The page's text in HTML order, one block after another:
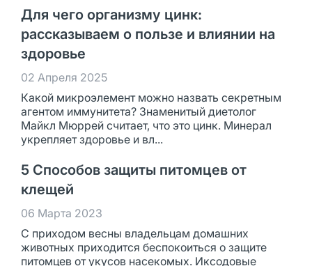
Для чего организму цинк:
рассказываем о пользе и влиянии на
здоровье
02 Апреля 2025
Какой микроэлемент можно назвать секретным
агентом иммунитета? Знаменитый диетолог
Майкл Мюррей считает, что это цинк. Минерал
укрепляет здоровье и вл...
5 Способов защиты питомцев от
клещей
06 Марта 2023
С приходом весны владельцам домашних
животных приходится беспокоиться о защите
питомцев от укусов насекомых. Иксодовые